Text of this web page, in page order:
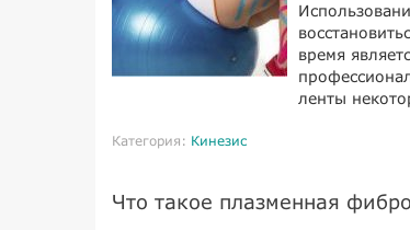
время
ленты
Категория: Кинезис
Что такое плазменная